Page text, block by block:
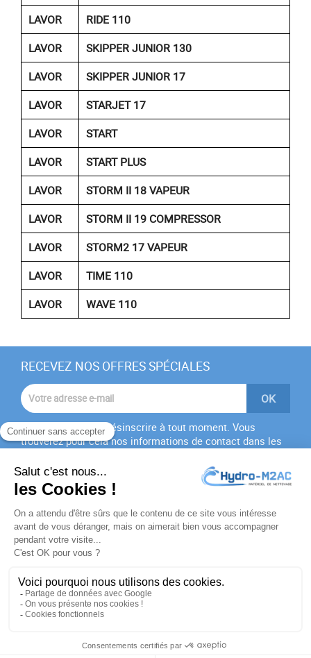
LAVOR
RIDE 110
LAVOR
SKIPPER JUNIOR 130
LAVOR
SKIPPER JUNIOR 17
LAVOR
STARJET 17
LAVOR
START
LAVOR
START PLUS
LAVOR
STORM II 18 VAPEUR
LAVOR
STORM II 19 COMPRESSOR
LAVOR
STORM2 17 VAPEUR
LAVOR
TIME 110
LAVOR
WAVE 110
RECEVEZ NOS OFFRES SPÉCIALES
Vous pouvez vous désinscrire à tout moment. Vous
trouverez pour cela nos informations de contact dans les
J'accepte lesconditions générales
politique de
confidentialité
PRODUITS
NOTRE SOCIÉTÉ
VOTRE COMPTE